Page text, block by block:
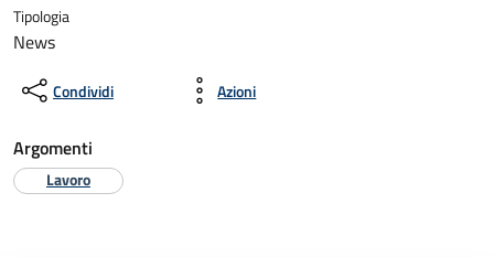
Tipologia
News
Condividi Azioni
Argomenti
Lavoro